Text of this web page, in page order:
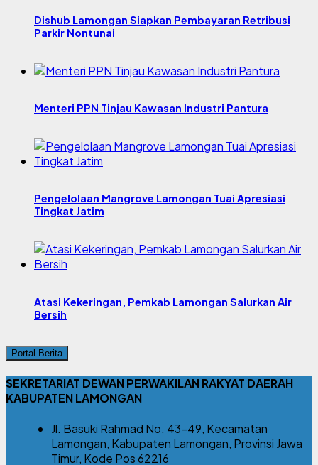
Dishub Lamongan Siapkan Pembayaran Retribusi
Parkir Nontunai
Menteri PPN Tinjau Kawasan Industri Pantura
Pengelolaan Mangrove Lamongan Tuai Apresiasi
Tingkat Jatim
Atasi Kekeringan, Pemkab Lamongan Salurkan Air
Bersih
Portal Berita
SEKRETARIAT DEWAN PERWAKILAN RAKYAT DAERAH
KABUPATEN LAMONGAN
Jl. Basuki Rahmad No. 43-49, Kecamatan
Lamongan, Kabupaten Lamongan, Provinsi Jawa
Timur, Kode Pos 62216